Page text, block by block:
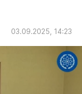
03.09.2025, 14:23